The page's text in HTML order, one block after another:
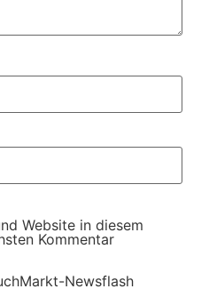
Website in diesem
Kommentar
Newsflash